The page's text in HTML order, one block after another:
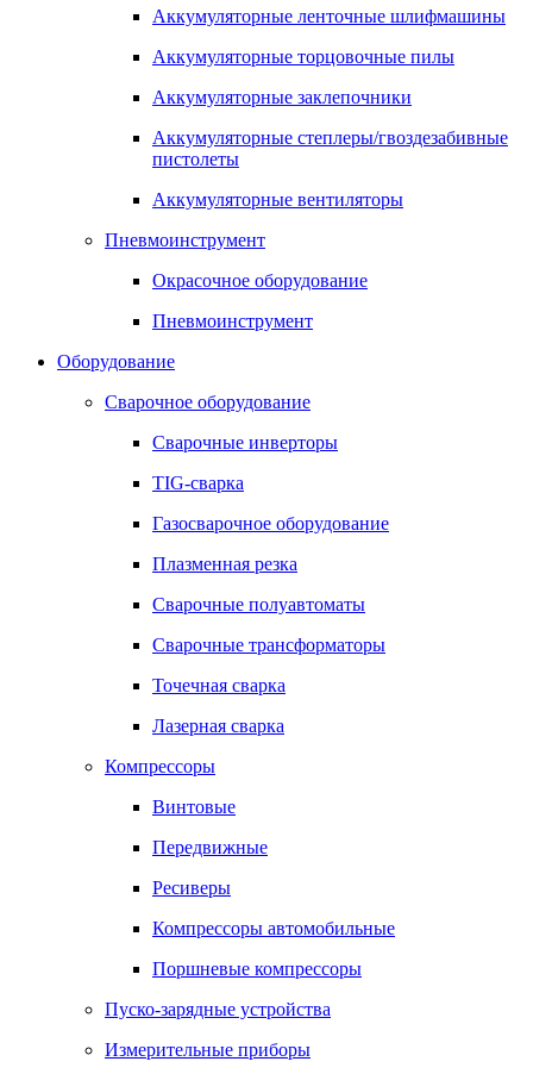
Аккумуляторные ленточные шлифмашины
Аккумуляторные торцовочные пилы
Аккумуляторные заклепочники
Аккумуляторные степлеры/гвоздезабивные
пистолеты
Аккумуляторные вентиляторы
Пневмоинструмент
Окрасочное оборудование
Пневмоинструмент
Оборудование
Сварочное оборудование
Сварочные инверторы
TIG-сварка
Газосварочное оборудование
Плазменная резка
Сварочные полуавтоматы
Сварочные трансформаторы
Точечная сварка
Лазерная сварка
Компрессоры
Винтовые
Передвижные
Ресиверы
Компрессоры автомобильные
Поршневые компрессоры
Пуско-зарядные устройства
Измерительные приборы